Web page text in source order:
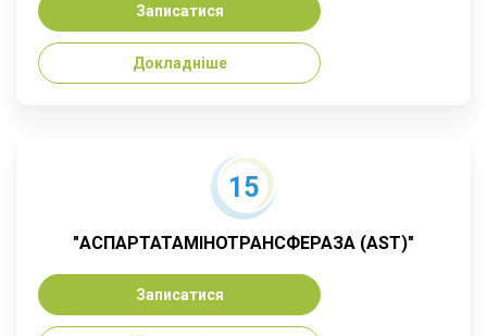
Записатися
Докладніше
15
"АСПАРТАТАМІНОТРАНСФЕРАЗА (AST)"
Записатися